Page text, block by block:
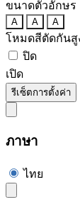
ขนาดตัวอักษร
A A A
โหมดสีตัดกันสู
ปิด
เปิด
รีเซ็ตการตั้งค่า
ภาษา
ไทย